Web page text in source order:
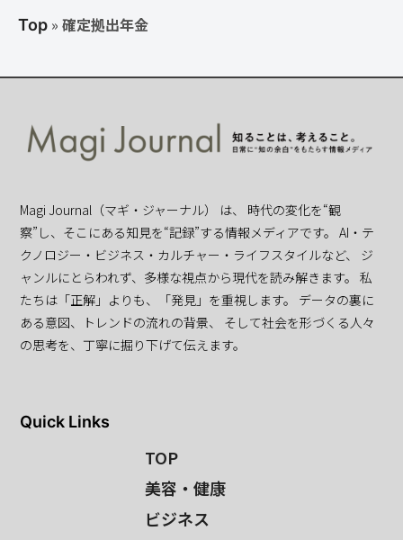
Top » 確定拠出年金
Magi Journal（マギ・ジャーナル） は、 時代の変化を“観
察”し、そこにある知見を“記録”する情報メディアです。 AI・テ
クノロジー・ビジネス・カルチャー・ライフスタイルなど、 ジ
ャンルにとらわれず、多様な視点から現代を読み解きます。 私
たちは「正解」よりも、「発見」を重視します。 データの裏に
ある意図、トレンドの流れの背景、 そして社会を形づくる人々
の思考を、丁寧に掘り下げて伝えます。
Quick Links
TOP
美容・健康
ビジネス